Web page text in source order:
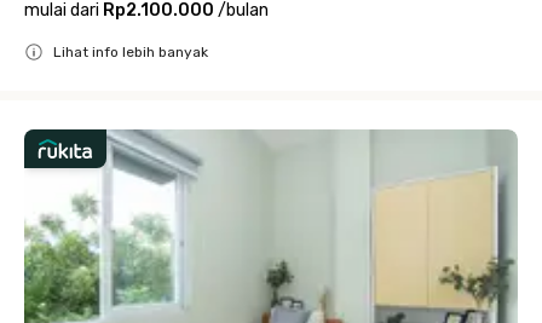
mulai dari Rp2.100.000 /bulan
Lihat info lebih banyak